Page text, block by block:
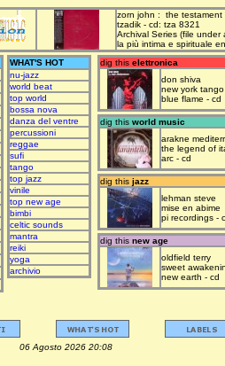
zorn john : the testament
tzadik - cd: tza 8321
Archival Series (file under
la più intima e spirituale
WHAT'S HOT
nu-jazz
world beat
top world
bossa nova
danza del ventre
percussioni
reggae
sufi
tango
top jazz
vinile
top new age
bimbi
celtic sounds
mantra
reiki
yoga
archivio
dig this elettronica
don shiva
new york tango
blue flame - cd
dig this world music
arakne
the legend of
arc - cd
dig this jazz
lehman steve
mise en abime
pi recordings -
dig this new age
oldfield terry
sweet
new earth - cd
06 Agosto 2026 20:08